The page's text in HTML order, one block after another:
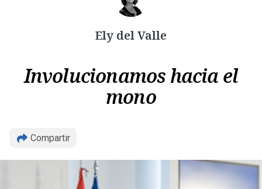
Ely del Valle
Involucionamos hacia el
mono
Compartir